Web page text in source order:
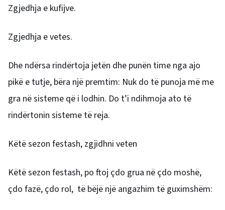
Zgjedhja e kufijve.
Zgjedhja e vetes.
Dhe ndërsa rindërtoja jetën dhe punën time nga ajo
pikë e tutje, bëra një premtim: Nuk do të punoja më me
gra në sisteme që i lodhin. Do t’i ndihmoja ato të
rindërtonin sisteme të reja.
Këtë sezon festash, zgjidhni veten
Këtë sezon festash, po ftoj çdo grua në çdo moshë,
çdo fazë, çdo rol, të bëjë një angazhim të guximshëm: